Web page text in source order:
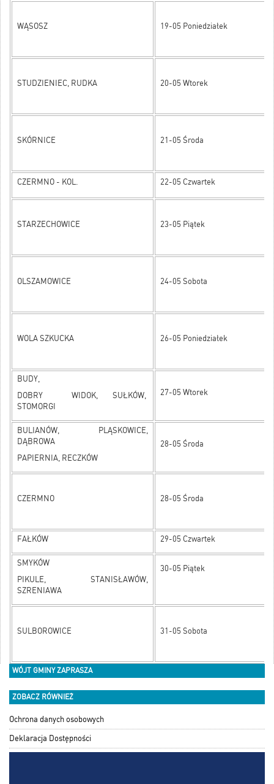
WĄSOSZ 19-05 Poniedziałek
STUDZIENIEC, RUDKA 20-05 Wtorek
SKÓRNICE 21-05 Środa
CZERMNO - KOL. 22-05 Czwartek
STARZECHOWICE 23-05 Piątek
OLSZAMOWICE 24-05 Sobota
WOLA SZKUCKA 26-05 Poniedziałek
BUDY,
DOBRY WIDOK, SUŁKÓW,
STOMORGI
27-05 Wtorek
BULIANÓW, PLĄSKOWICE,
DĄBROWA
PAPIERNIA, RECZKÓW
28-05 Środa
CZERMNO 28-05 Środa
FAŁKÓW 29-05 Czwartek
SMYKÓW
PIKULE, STANISŁAWÓW,
SZRENIAWA
30-05 Piątek
SULBOROWICE 31-05 Sobota
WÓJT GMINY ZAPRASZA
ZOBACZ RÓWNIEŻ
Ochrona danych osobowych
Deklaracja Dostępności